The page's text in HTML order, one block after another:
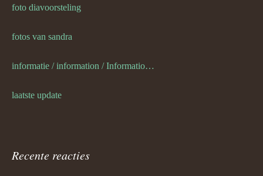
foto diavoorsteling
fotos van sandra
informatie / information / Informationen / l information
laatste update
Recente reacties